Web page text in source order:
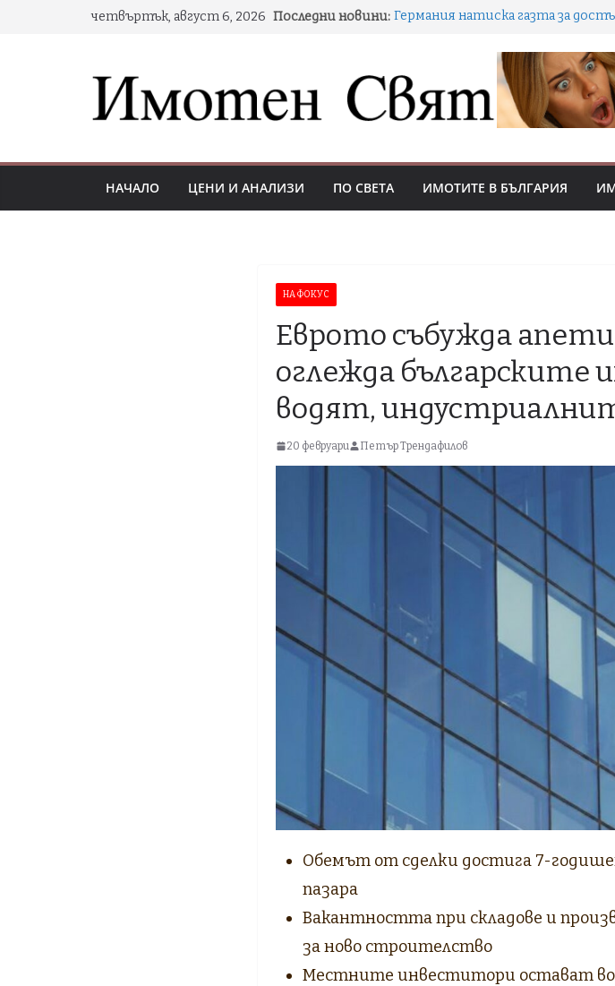
четвъртък, август 6, 2026 Последни новини: Германия натиска газта за
и ускорени разрешителни
Как уроците от мениджмънта
на купувачи и инвеститори в
имотен пазар
Дворът не винаги е паркинг:
Кешът се стопи: 70-73% от
Сделките с имоти падат с 18%
пазарът охладнява, цените се
НАЧАЛО ЦЕНИ И АНАЛИЗИ ПО СВЕТА ИМОТИТЕ В БЪЛГАРИЯ
НА ФОКУС
Еврото събужда
оглежда българските
водят,
20 февруари Петър Трендафилов
Обемът от сделки достига 7-
пазара
Вакантността при складове и
за ново строителство
Местните инвеститори остават